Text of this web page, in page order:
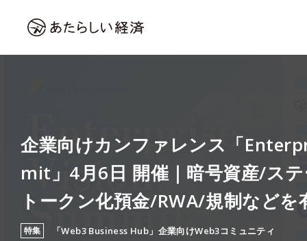
企業向けカンファレンス「
mit」4月6日 開催｜暗号資産/ス
トークン化預金/RWA/規制などを
特集 「Web3 Business Hub」企業向けWeb3コミュニティ